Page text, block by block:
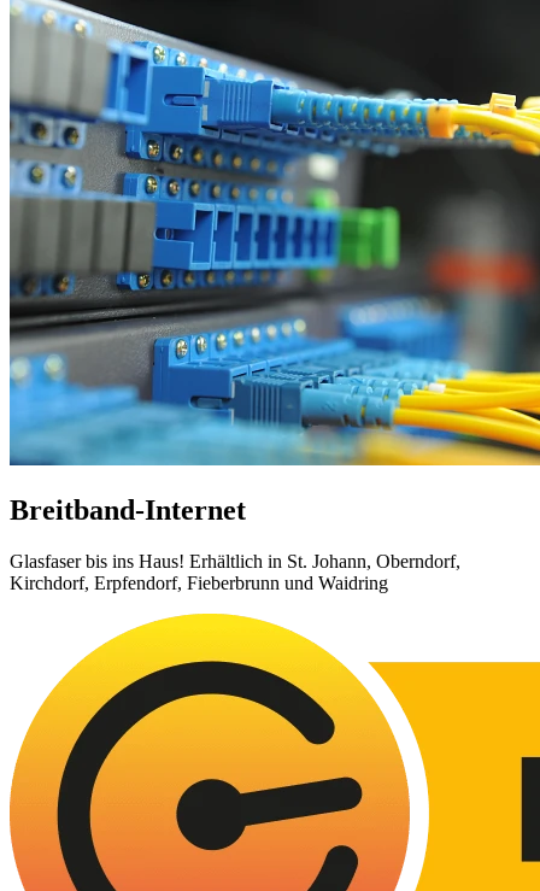
Breitband-Internet
Glasfaser bis ins Haus! Erhältlich in St. Johann, Oberndorf,
Kirchdorf, Erpfendorf, Fieberbrunn und Waidring